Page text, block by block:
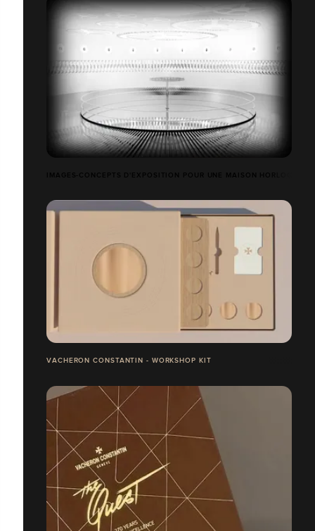
IMAGES-CONCEPTS D'EXPOSITION POUR UNE MAISON HORLOGÈRE
VACHERON CONSTANTIN - WORKSHOP KIT